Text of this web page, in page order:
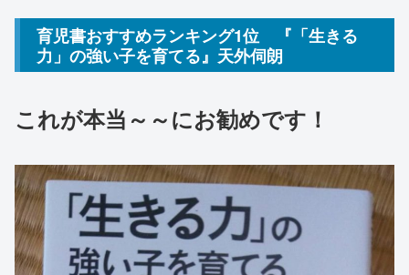
育児書おすすめランキング1位 『「生きる
力」の強い子を育てる』天外伺朗
これが本当～～にお勧めです！